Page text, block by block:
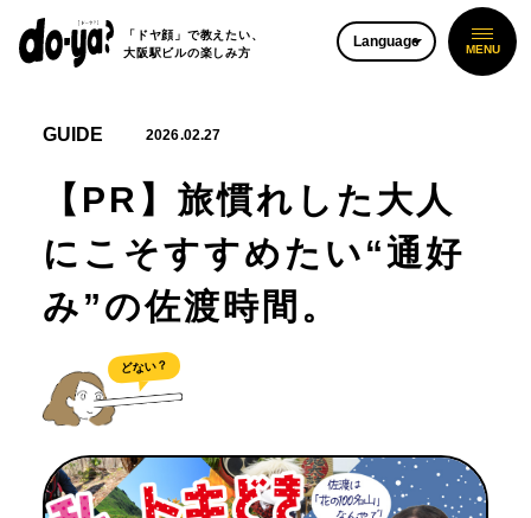
「ドヤ顔」で教えたい、
大阪駅ビルの楽しみ方
Language
GUIDE 2026.02.27
【PR】旅慣れした大人
にこそすすめたい“通好
み”の佐渡時間。
どない？